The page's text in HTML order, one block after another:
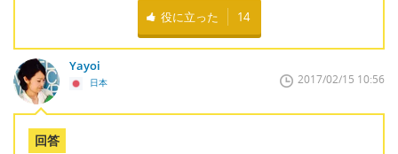
役に立った 14
Yayoi
日本 2017/02/15 10:56
回答